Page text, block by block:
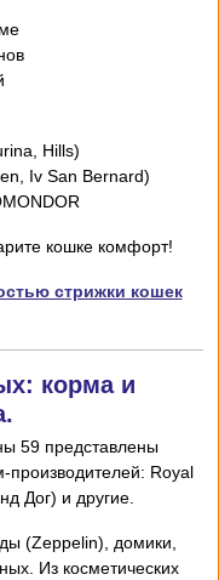
Hills)
Iv San Bernard)
кошке комфорт!
стрижки кошек
корма и
59 представлены
Royal
Дог) и другие.
(Zeppelin), домики,
Из косметических